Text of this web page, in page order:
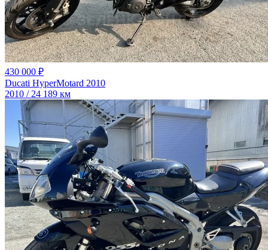
430 000 ₽
Ducati HyperMotard 2010
2010 / 24 189 км